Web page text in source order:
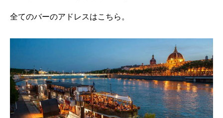
全てのバーのアドレスはこちら。